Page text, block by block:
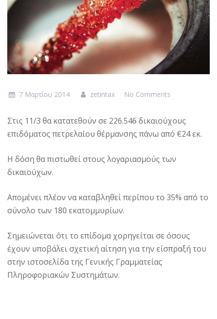
7 Μαρτίου 2014 zetintax No Comments
Στις 11/3 θα κατατεθούν σε 226.546 δικαιούχους
επιδόματος πετρελαίου θέρμανσης πάνω από €24 εκ.
Η δόση θα πιστωθεί στους λογαριασμούς των
δικαιούχων.
Απομένει πλέον να καταβληθεί περίπου το 35% από το
σύνολο των 180 εκατομμυρίων.
Σημειώνεται ότι το επίδομα χορηγείται σε όσους
έχουν υποβάλει σχετική αίτηση για την είσπραξή του
στην ιστοσελίδα της Γενικής Γραμματείας
Πληροφοριακών Συστημάτων.